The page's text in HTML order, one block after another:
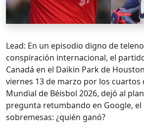
Lead: En un episodio digno de
conspiración internacional, el
Canadá en el Daikin Park de
viernes 13 de marzo por los cuartos
Mundial de Béisbol 2026, dejó al
pregunta retumbando en Google, el
sobremesas: ¿quién ganó?